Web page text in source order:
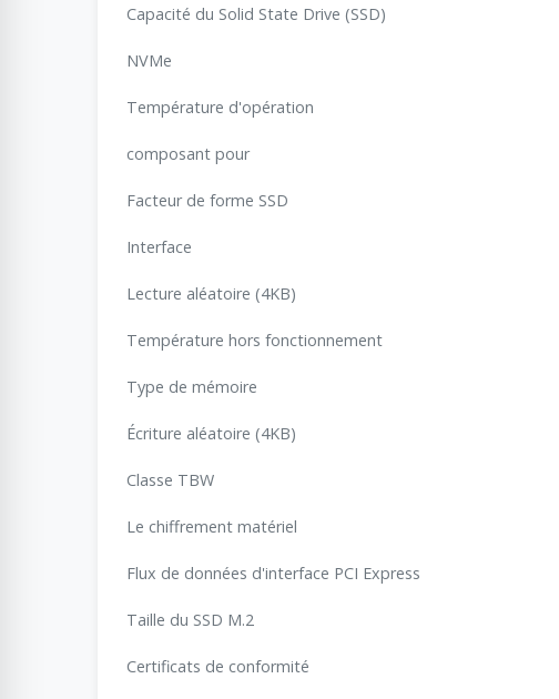
Capacité du Solid State Drive (SSD)
NVMe
Température d'opération
composant pour
Facteur de forme SSD
Interface
Lecture aléatoire (4KB)
Température hors fonctionnement
Type de mémoire
Écriture aléatoire (4KB)
Classe TBW
Le chiffrement matériel
Flux de données d'interface PCI Express
Taille du SSD M.2
Certificats de conformité